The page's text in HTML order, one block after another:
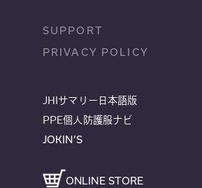
SUPPORT
PRIVACY POLICY
JHIサマリー日本語版
PPE個人防護服ナビ
JOKIN’S
ONLINE STORE